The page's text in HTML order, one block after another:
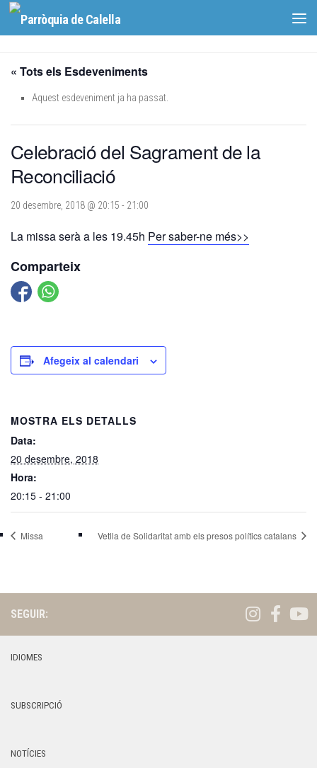
Skip to content
« Tots els Esdeveniments
Aquest esdeveniment ja ha passat.
Celebració del Sagrament de la
Reconciliació
20 desembre, 2018 @ 20:15 - 21:00
La missa serà a les 19.45h Per saber-ne més>>
Comparteix
Afegeix al calendari
MOSTRA ELS DETALLS
Data:
20 desembre, 2018
Hora:
20:15 - 21:00
Missa Vetlla de Solidaritat amb els presos polítics catalans
SEGUIR:
IDIOMES
SUBSCRIPCIÓ
NOTÍCIES